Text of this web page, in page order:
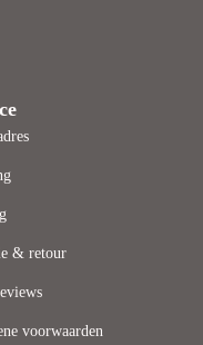
& retour
voorwaarden